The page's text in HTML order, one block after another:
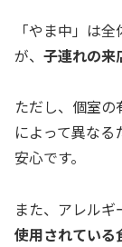
「やま中」は
が、 子連れの来
ただし、個室
によって異なる
安心です。
また、アレル
使用されている